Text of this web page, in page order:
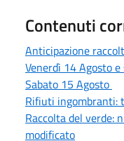
Contenuti
Anticipazione
Venerdì 14 Agosto
Sabato 15 Agosto
Rifiuti ingombranti:
Raccolta del verde:
modificato